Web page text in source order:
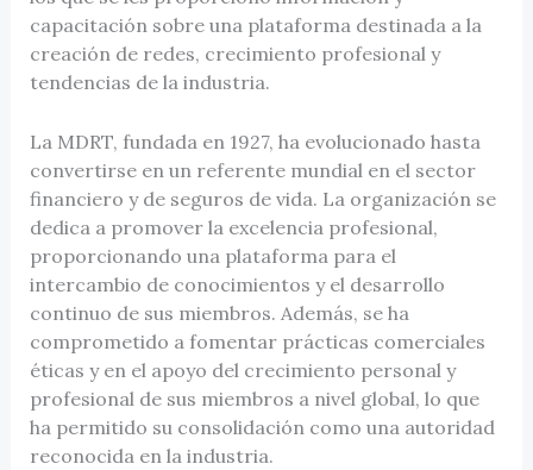
capacitación sobre una plataforma destinada a la
creación de redes, crecimiento profesional y
tendencias de la industria.
La MDRT, fundada en 1927, ha evolucionado hasta
convertirse en un referente mundial en el sector
financiero y de seguros de vida. La organización se
dedica a promover la excelencia profesional,
proporcionando una plataforma para el
intercambio de conocimientos y el desarrollo
continuo de sus miembros. Además, se ha
comprometido a fomentar prácticas comerciales
éticas y en el apoyo del crecimiento personal y
profesional de sus miembros a nivel global, lo que
ha permitido su consolidación como una autoridad
reconocida en la industria.